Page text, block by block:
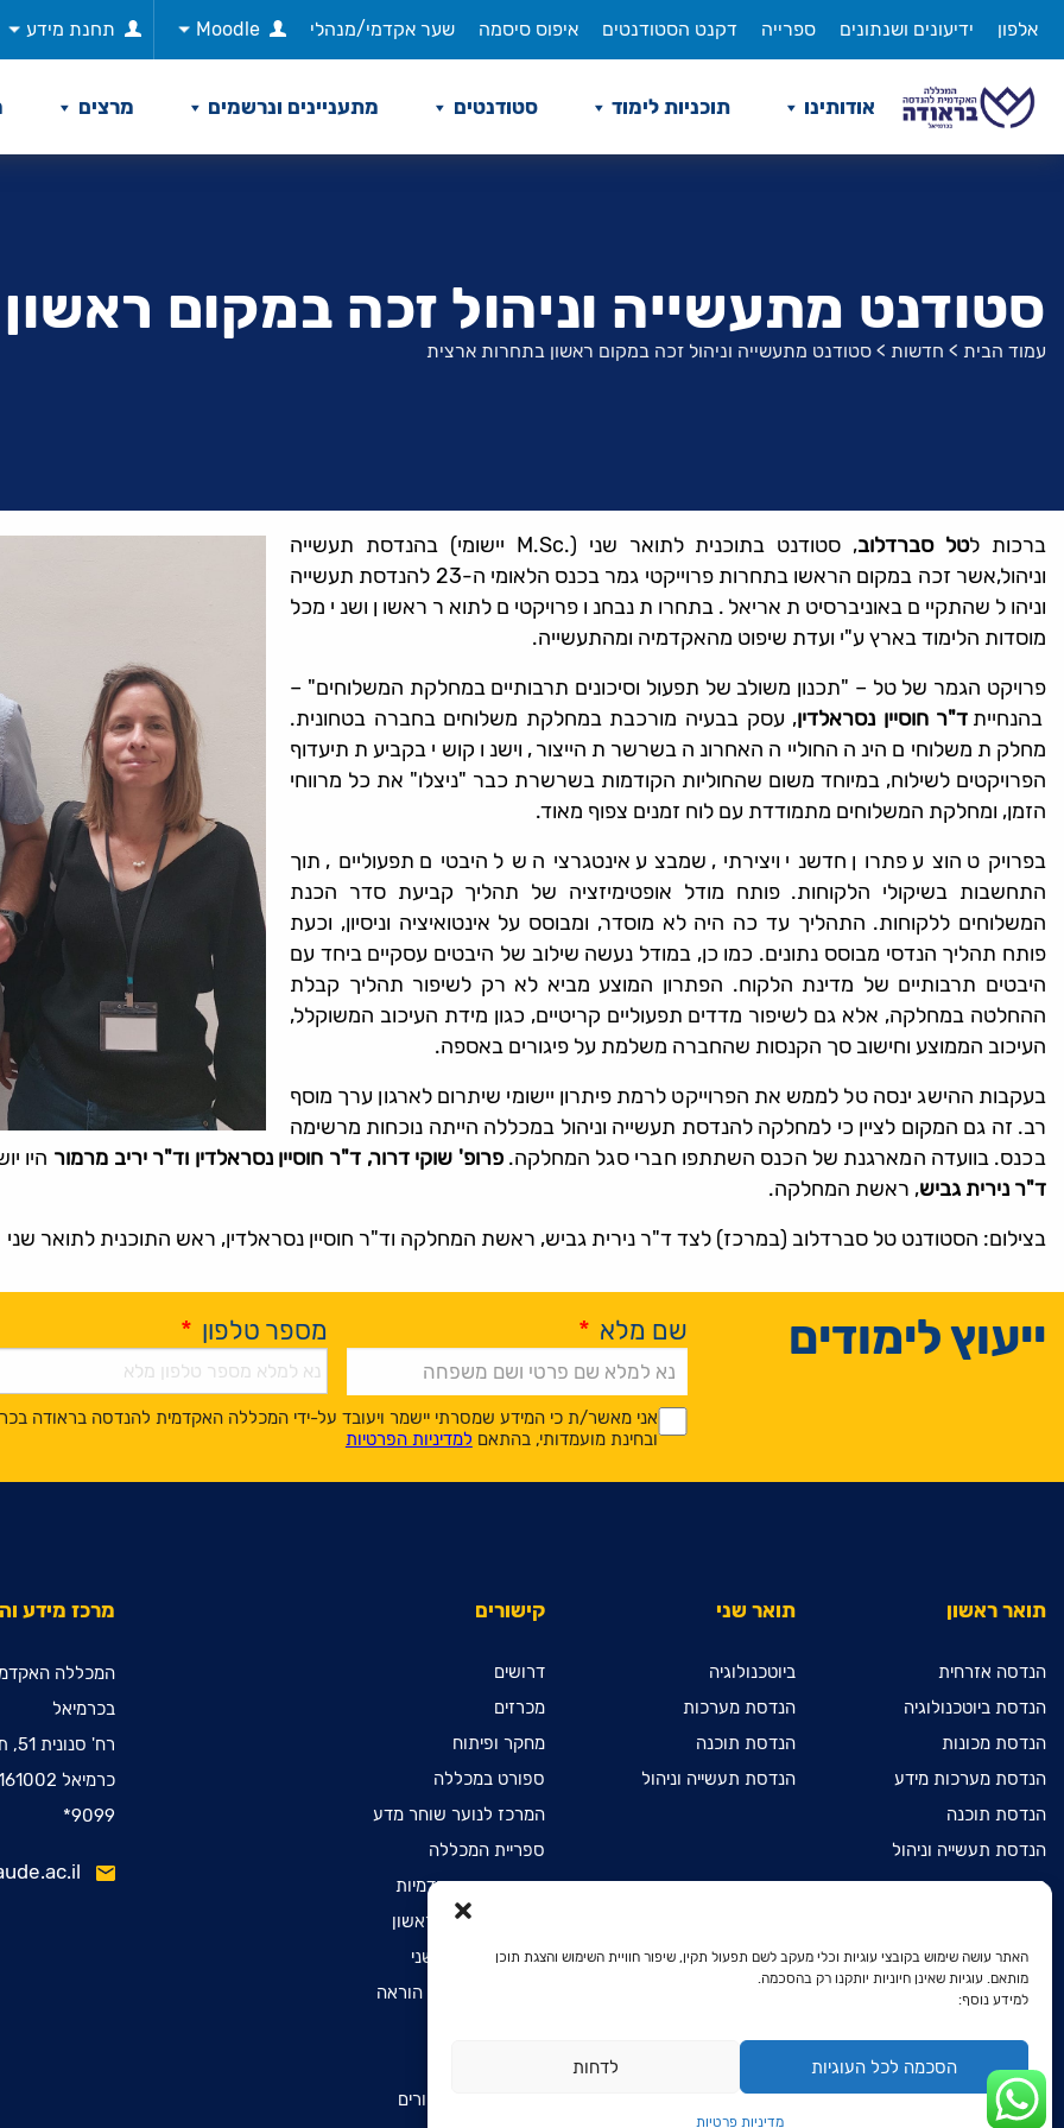
האתר עושה שימוש בקובצי עוגיות וכלי מעקב לשם תפעול תקין, שיפור חוויית השימוש והצגת תוכן
מותאם. עוגיות שאינן חיוניות יותקנו רק בהסכמה.
למידע נוסף:
הסכמה לכל העוגיות לדחות
מדיניות פרטיות
לתוכן
אלפון ידיעונים ושנתונים ספרייה דקנט הסטודנטים איפוס סיסמה שער אקדמי/מנהלי Moodle תחנת מידע
אודותינו תוכניות לימוד סטודנטים מתעניינים ונרשמים מרצים
סטודנט מתעשייה וניהול זכה במקום
עמוד הבית > חדשות > סטודנט מתעשייה וניהול זכה במקום ראשון בתחרות ארצית
ברכות לטל סברדלוב
, סטודנט בתוכנית לתואר שני (.M.Sc יישומי) בהנדסת תעשייה
וניהול,אשר זכה במקום הראשו בתחרות פרוייקטי גמר בכנס הלאומי ה-23 להנדסת תעשייה
וניהול שהתקיים באוניברסיטת אריאל. בתחרות נבחנו פרויקטים לתואר ראשון ושני מכל
מוסדות הלימוד בארץ ע"י ועדת שיפוט מהאקדמיה ומהתעשייה.
פרויקט הגמר של טל – "תכנון משולב של תפעול וסיכונים תרבותיים במחלקת המשלוחים" –
בהנחיית ד"ר חוסיין נסראלדין, עסק בבעיה מורכבת במחלקת משלוחים בחברה בטחונית.
מחלקת משלוחים הינה החולייה האחרונה בשרשרת הייצור, וישנו קושי בקביעת תיעדוף
הפרויקטים לשילוח, במיוחד משום שהחוליות הקודמות בשרשרת כבר "ניצלו" את כל מרווחי
הזמן, ומחלקת המשלוחים מתמודדת עם לוח זמנים צפוף מאוד.
בפרויקט הוצע פתרון חדשני ויצירתי, שמבצע אינטגרציה של היבטים תפעוליים, תוך
התחשבות בשיקולי הלקוחות. פותח מודל אופטימיזציה של תהליך קביעת סדר הכנת
המשלוחים ללקוחות. התהליך עד כה היה לא מוסדר, ומבוסס על אינטואיציה וניסיון, וכעת
פותח תהליך הנדסי מבוסס נתונים. כמו כן, במודל נעשה שילוב של היבטים עסקיים ביחד עם
היבטים תרבותיים של מדינת הלקוח. הפתרון המוצע מביא לא רק לשיפור תהליך קבלת
ההחלטה במחלקה, אלא גם לשיפור מדדים תפעוליים קריטיים, כגון מידת העיכוב המשוקלל,
העיכוב הממוצע וחישוב סך הקנסות שהחברה משלמת על פיגורים באספה.
בעקבות ההישג ינסה טל לממש את הפרוייקט לרמת פיתרון יישומי שיתרום לארגון ערך מוסף
רב. זה גם המקום לציין כי למחלקה להנדסת תעשייה וניהול במכללה הייתה נוכחות מרשימה
בכנס. בוועדה המארגנת של הכנס השתתפו חברי סגל המחלקה.פרופ' שוקי דרור, ד"ר חוסיין נסראלדין וד"ר יריב מרמור היו
ד"ר נירית גביש, ראשת המחלקה.
בצילום: הסטודנט טל סברדלוב (במרכז) לצד ד"ר נירית גביש, ראשת המחלקה וד"ר חוסיין נסראלדין, ראש התוכנית לתואר שני
ייעוץ לימודים שם מלא * מספר טלפון *
*
*
אני מאשר/ת כי המידע שמסרתי יישמר ויעובד על-ידי המכללה האקדמית להנדסה בראודה
ובחינת מועמדותי, בהתאם למדיניות הפרטיות
Alternative:
תואר ראשון
הנדסה אזרחית
הנדסת ביוטכנולוגיה
הנדסת מכונות
הנדסת מערכות מידע
הנדסת תוכנה
הנדסת תעשייה וניהול
מדעי המחשב
הנדסת חשמל ואלקטרוניקה
דו-חוגי בהנדסת חשמל
ואלקטרוניקה ובהנדסת מכונות
דו-חוגי בהנדסת חשמל
ואלקטרוניקה ובמתמטיקה שימושית
תואר שני
ביוטכנולוגיה
הנדסת מערכות
הנדסת תוכנה
הנדסת תעשייה וניהול
קישורים
דרושים
מכרזים
מחקר ופיתוח
ספורט במכללה
המרכז לנוער שוחר מדע
ספריית המכללה
מכינות קדם אקדמיות
הרשמה לתואר ראשון
הרשמה לתואר שני
הרשמה לתעודת הוראה
פריסת דפיברילטורים
מרכז מידע
המכללה
בכרמיאל
רח' סנונית 51, ת.ד. 78
כרמיאל 2161002
9099*